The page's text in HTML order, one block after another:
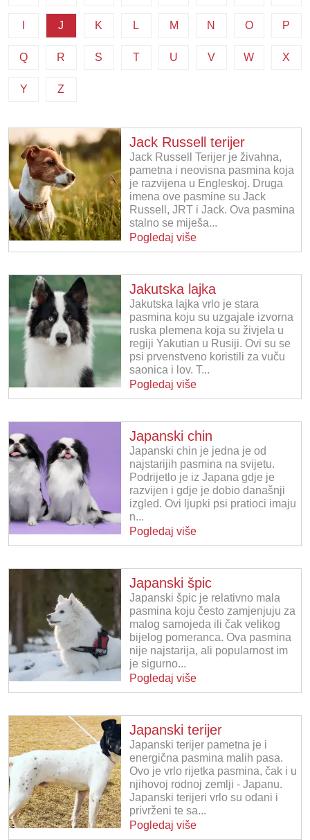
J K L M N O P
Q R S T U V W X
Y Z
Jack Russell terijer
Jack Russell Terijer je živahna,
pametna i neovisna pasmina koja
je razvijena u Engleskoj. Druga
imena ove pasmine su Jack
Russell, JRT i Jack. Ova pasmina
stalno se miješa...
Pogledaj više
Jakutska lajka
Jakutska lajka vrlo je stara
pasmina koju su uzgajale izvorna
ruska plemena koja su živjela u
regiji Yakutian u Rusiji. Ovi su se
psi prvenstveno koristili za vuču
saonica i lov. T...
Pogledaj više
Japanski chin
Japanski chin je jedna je od
najstarijih pasmina na svijetu.
Podrijetlo je iz Japana gdje je
razvijen i gdje je dobio današnji
izgled. Ovi ljupki psi pratioci imaju
n...
Pogledaj više
Japanski špic
Japanski špic je relativno mala
pasmina koju često zamjenjuju za
malog samojeda ili čak velikog
bijelog pomeranca. Ova pasmina
nije najstarija, ali popularnost im
je sigurno...
Pogledaj više
Japanski terijer
Japanski terijer pametna je i
energična pasmina malih pasa.
Ovo je vrlo rijetka pasmina, čak i u
njihovoj rodnoj zemlji - Japanu.
Japanski terijeri vrlo su odani i
privrženi te sa...
Pogledaj više